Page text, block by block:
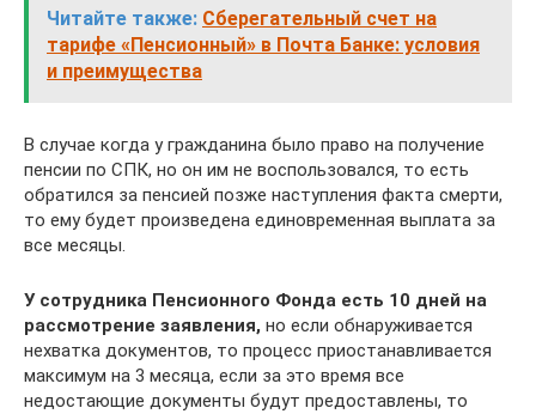
Читайте также: Сберегательный счет на
тарифе «Пенсионный» в Почта Банке: условия
и преимущества
В случае когда у гражданина было право на получение
пенсии по СПК, но он им не воспользовался, то есть
обратился за пенсией позже наступления факта смерти,
то ему будет произведена единовременная выплата за
все месяцы.
У сотрудника Пенсионного Фонда есть 10 дней на
рассмотрение заявления, но если обнаруживается
нехватка документов, то процесс приостанавливается
максимум на 3 месяца, если за это время все
недостающие документы будут предоставлены, то